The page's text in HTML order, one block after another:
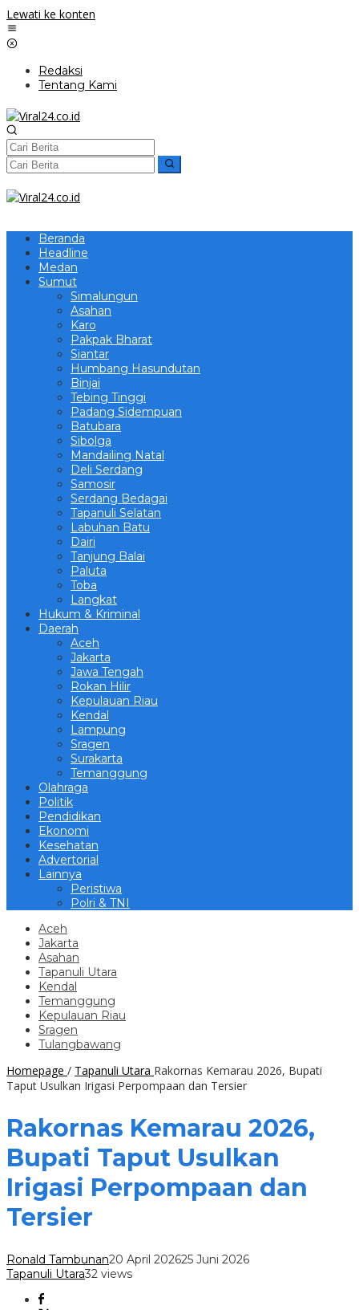
Lewati ke konten
Redaksi
Tentang Kami
Beranda
Headline
Medan
Sumut
Simalungun
Asahan
Karo
Pakpak Bharat
Siantar
Humbang Hasundutan
Binjai
Tebing Tinggi
Padang Sidempuan
Batubara
Sibolga
Mandailing Natal
Deli Serdang
Samosir
Serdang Bedagai
Tapanuli Selatan
Labuhan Batu
Dairi
Tanjung Balai
Paluta
Toba
Langkat
Hukum & Kriminal
Daerah
Aceh
Jakarta
Jawa Tengah
Rokan Hilir
Kepulauan Riau
Kendal
Lampung
Sragen
Surakarta
Temanggung
Olahraga
Politik
Pendidikan
Ekonomi
Kesehatan
Advertorial
Lainnya
Peristiwa
Polri & TNI
Aceh
Jakarta
Asahan
Tapanuli Utara
Kendal
Temanggung
Kepulauan Riau
Sragen
Tulangbawang
Homepage / Tapanuli Utara Rakornas Kemarau 2026, Bupati
Taput Usulkan Irigasi Perpompaan dan Tersier
Rakornas Kemarau 2026,
Bupati Taput Usulkan
Irigasi Perpompaan dan
Tersier
Ronald Tambunan20 April 202625 Juni 2026
Tapanuli Utara32 views